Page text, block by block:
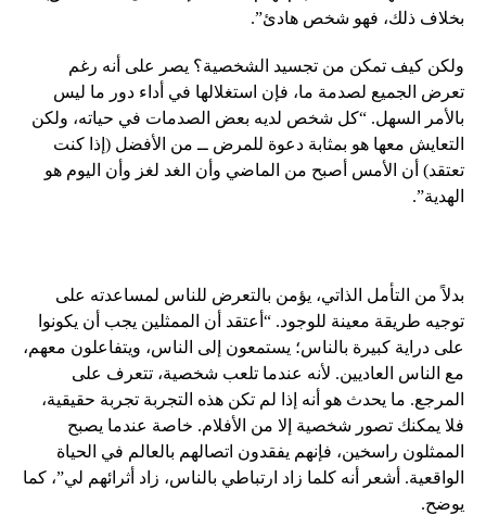
بخلاف ذلك، فهو شخص هادئ”.
ولكن كيف تمكن من تجسيد الشخصية؟ يصر على أنه رغم
تعرض الجميع لصدمة ما، فإن استغلالها في أداء دور ما ليس
بالأمر السهل. “كل شخص لديه بعض الصدمات في حياته، ولكن
التعايش معها هو بمثابة دعوة للمرض ــ من الأفضل (إذا كنت
تعتقد) أن الأمس أصبح من الماضي وأن الغد لغز وأن اليوم هو
الهدية”.
بدلاً من التأمل الذاتي، يؤمن بالتعرض للناس لمساعدته على
توجيه طريقة معينة للوجود. “أعتقد أن الممثلين يجب أن يكونوا
على دراية كبيرة بالناس؛ يستمعون إلى الناس، ويتفاعلون معهم،
مع الناس العاديين. لأنه عندما تلعب شخصية، تتعرف على
المرجع. ما يحدث هو أنه إذا لم تكن هذه التجربة تجربة حقيقية،
فلا يمكنك تصور شخصية إلا من الأفلام. خاصة عندما يصبح
الممثلون راسخين، فإنهم يفقدون اتصالهم بالعالم في الحياة
الواقعية. أشعر أنه كلما زاد ارتباطي بالناس، زاد أثرائهم لي”، كما
يوضح.